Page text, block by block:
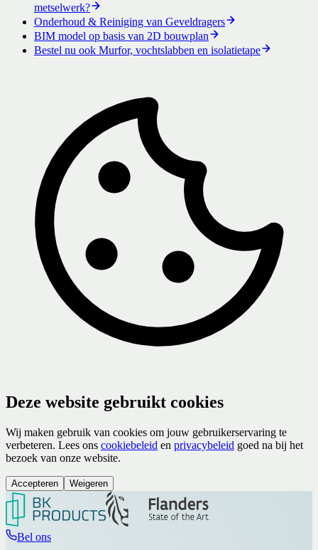
metselwerk?
Onderhoud & Reiniging van Geveldragers
BIM model op basis van 2D bouwplan
Bestel nu ook Murfor, vochtslabben en isolatietape
Deze website gebruikt cookies
Wij maken gebruik van cookies om jouw gebruikerservaring te
verbeteren. Lees ons cookiebeleid en privacybeleid goed na bij het
bezoek van onze website.
Accepteren Weigeren
Bel ons